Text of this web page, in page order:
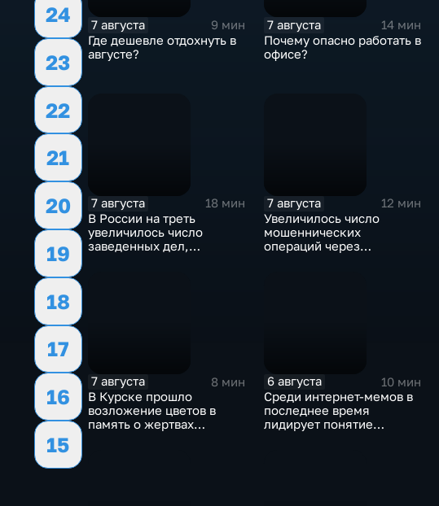
24
23
22
21
20
19
18
17
16
15
7 августа
9 мин
Где дешевле отдохнуть в
августе?
7 августа
14 мин
Почему опасно работать в
офисе?
7 августа
18 мин
В России на треть
увеличилось число
заведенных дел,
7 августа
12 мин
Увеличилось число
мошеннических
операций через
7 августа
8 мин
В Курске прошло
возложение цветов в
память о жертвах
6 августа
10 мин
Среди интернет-мемов в
последнее время
лидирует понятие